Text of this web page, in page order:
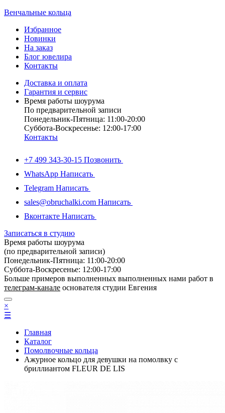
Венчальные кольца
Избранное
Новинки
На заказ
Блог ювелира
Контакты
Доставка и оплата
Гарантия и сервис
Время работы шоурума
По предварительной записи
Понедельник-Пятница: 11:00-20:00
Суббота-Bоcкресенье: 12:00-17:00
Контакты
+7 499 343-30-15 Позвонить
WhatsApp Написать
Telegram Написать
sales@obruchalki.com Написать
Вконтакте Написать
Записаться в студию
Время работы шоурума
(по предварительной записи)
Понедельник-Пятница: 11:00-20:00
Суббота-Bоcкресенье: 12:00-17:00
Больше примеров выполненных выполненных нами работ в
телеграм-канале основателя студии Евгения
×
☰
Главная
Каталог
Помолвочные кольца
Ажурное кольцо для девушки на помолвку с
бриллиантом FLEUR DE LIS